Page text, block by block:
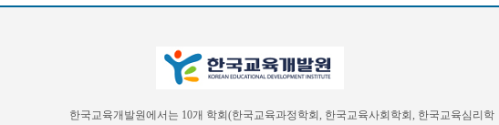
한국교육개발원에서는 10개 학회(한국교육과정학회, 한국교육사회학회, 한국교육심리학